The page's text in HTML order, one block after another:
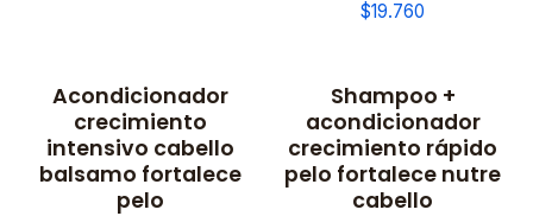
$19.760
Acondicionador
crecimiento
intensivo cabello
balsamo fortalece
pelo
Shampoo +
acondicionador
crecimiento rápido
pelo fortalece nutre
cabello